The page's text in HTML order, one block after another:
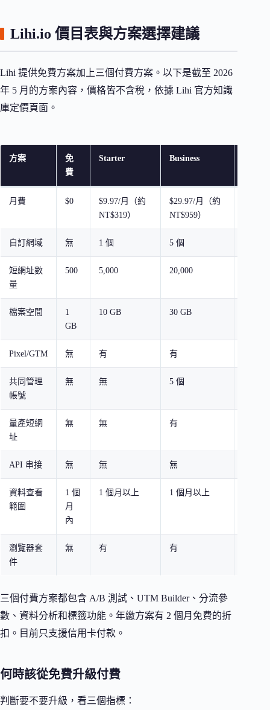
Lihi.io 價目表與方案選擇建議
Lihi 提供免費方案加上三個付費方案。以下是截至 2026
年 5 月的方案內容，價格皆不含稅，依據 Lihi 官方知識
庫定價頁面。
方案
免
費
Starter Business
月費 $0
$9.97/月（約
NT$319）
$29.97/月（約
NT$959）
自訂網域 無 1 個 5 個
短網址數
量
500 5,000 20,000
檔案空間
1
GB
10 GB 30 GB
Pixel/GTM 無 有 有
共同管理
帳號
無 無 5 個
量產短網
址
無 無 有
API 串接 無 無 無
資料查看
範圍
1 個
月
內
1 個月以上 1 個月以上
瀏覽器套
件
無 有 有
三個付費方案都包含 A/B 測試、UTM Builder、分流參
數、資料分析和標籤功能。年繳方案有 2 個月免費的折
扣。目前只支援信用卡付款。
何時該從免費升級付費
判斷要不要升級，看三個指標：